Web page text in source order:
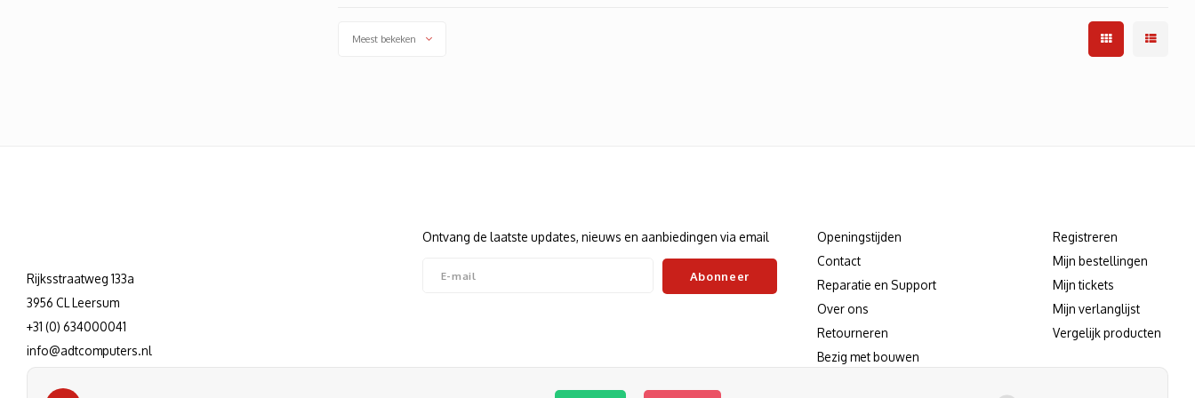
Meest bekeken
Rijksstraatweg 133a
3956 CL Leersum
+31 (0) 634000041
info@adtcomputers.nl
Ontvang de laatste updates, nieuws en aanbiedingen via email
Abonneer
Openingstijden
Contact
Reparatie en Support
Over ons
Retourneren
Bezig met bouwen
Registreren
Mijn bestellingen
Mijn tickets
Mijn verlanglijst
Vergelijk producten